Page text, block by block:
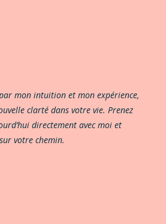
mon intuition et mon expérience,
clarté dans votre vie. Prenez
directement avec moi et
votre chemin.